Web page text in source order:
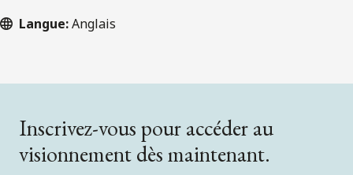
Langue:Anglais
Inscrivez-vous pour accéder au
visionnement dès maintenant.